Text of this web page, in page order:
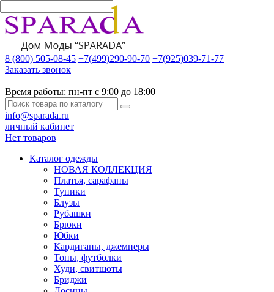
8 (800) 505-08-45 +7(499)290-90-70 +7(925)039-71-77
Заказать звонок
Время работы: пн-пт с 9:00 до 18:00
info@sparada.ru
личный кабинет
Нет товаров
Каталог одежды
НОВАЯ КОЛЛЕКЦИЯ
Платья, сарафаны
Туники
Блузы
Рубашки
Брюки
Юбки
Кардиганы, джемперы
Топы, футболки
Худи, свитшоты
Бриджи